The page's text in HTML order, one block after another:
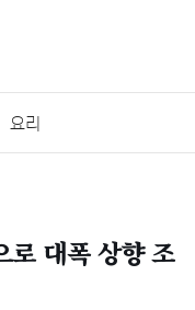
요리
로 대폭 상향 조